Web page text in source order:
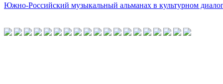
Южно-Российский музыкальный альманах в культурном